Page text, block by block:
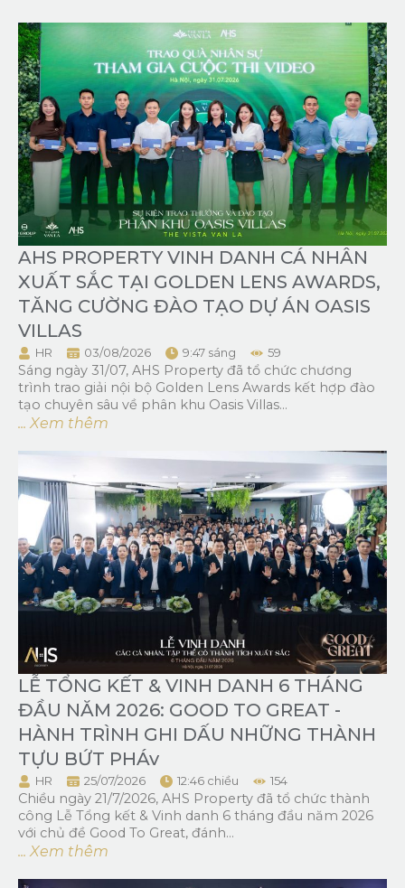
AHS PROPERTY VINH DANH CÁ NHÂN
XUẤT SẮC TẠI GOLDEN LENS AWARDS,
TĂNG CƯỜNG ĐÀO TẠO DỰ ÁN OASIS
VILLAS
HR 03/08/2026 9:47 sáng 59
Sáng ngày 31/07, AHS Property đã tổ chức chương
trình trao giải nội bộ Golden Lens Awards kết hợp đào
tạo chuyên sâu về phân khu Oasis Villas...
... Xem thêm
LỄ TỔNG KẾT & VINH DANH 6 THÁNG
ĐẦU NĂM 2026: GOOD TO GREAT -
HÀNH TRÌNH GHI DẤU NHỮNG THÀNH
TỰU BỨT PHÁv
HR 25/07/2026 12:46 chiều 154
Chiều ngày 21/7/2026, AHS Property đã tổ chức thành
công Lễ Tổng kết & Vinh danh 6 tháng đầu năm 2026
với chủ đề Good To Great, đánh...
... Xem thêm